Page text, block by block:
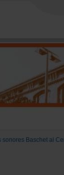
sonores Baschet al